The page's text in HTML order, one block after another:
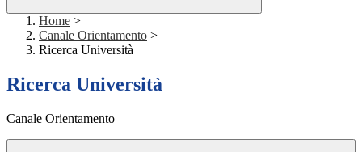
Home >
Canale Orientamento >
Ricerca Università
Ricerca Università
Canale Orientamento